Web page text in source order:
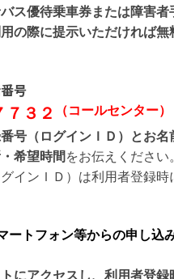
優待乗車券または障害者
の際に提示いただければ無
号
７３２
（コールセンター）
号（ログインＩＤ）とお名
希望時間 をお伝えください
グインＩＤ）は利用者登録時
ートフォン等からの申し込
にアクセスし、利用者登録